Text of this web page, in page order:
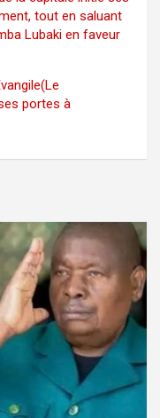
tout en saluant
Lubaki en faveur
portes à